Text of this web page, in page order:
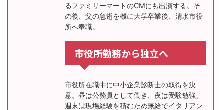
るファミリーマートのCMにも出演する。そ
の後、父の急逝を機に大学卒業後、清水市役
所へ奉職。
市役所勤務から独立へ
市役所在職中に中小企業診断士の取得を決
意。昼は公務員として働き、夜は受験勉強、
週末は現場経験を積むため無給でイタリアン